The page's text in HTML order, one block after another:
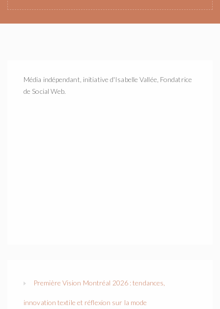
Média indépendant, initiative d'Isabelle Vallée, Fondatrice
de Social Web.
Première Vision Montréal 2026 : tendances,
innovation textile et réflexion sur la mode